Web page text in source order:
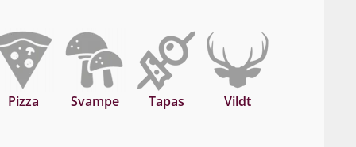
Pizza Svampe Tapas Vildt